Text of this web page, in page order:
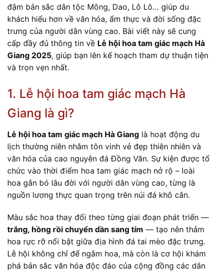
đậm bản sắc dân tộc Mông, Dao, Lô Lô… giúp du
khách hiểu hơn về văn hóa, ẩm thực và đời sống đặc
trưng của người dân vùng cao. Bài viết này sẽ cung
cấp đầy đủ thông tin về Lễ hội hoa tam giác mạch Hà
Giang 2025, giúp bạn lên kế hoạch tham dự thuận tiện
và trọn vẹn nhất.
1. Lễ hội hoa tam giác mạch Hà
Giang là gì?
Lễ hội hoa tam giác mạch Hà Giang là hoạt động du
lịch thường niên nhằm tôn vinh vẻ đẹp thiên nhiên và
văn hóa của cao nguyên đá Đồng Văn. Sự kiện được tổ
chức vào thời điểm hoa tam giác mạch nở rộ – loài
hoa gắn bó lâu đời với người dân vùng cao, từng là
nguồn lương thực quan trọng trên núi đá khô cằn.
Màu sắc hoa thay đổi theo từng giai đoạn phát triển —
trắng, hồng rồi chuyển dần sang tím — tạo nên thảm
hoa rực rỡ nổi bật giữa địa hình đá tai mèo đặc trưng.
Lễ hội không chỉ để ngắm hoa, mà còn là cơ hội khám
phá bản sắc văn hóa độc đáo của cộng đồng các dân